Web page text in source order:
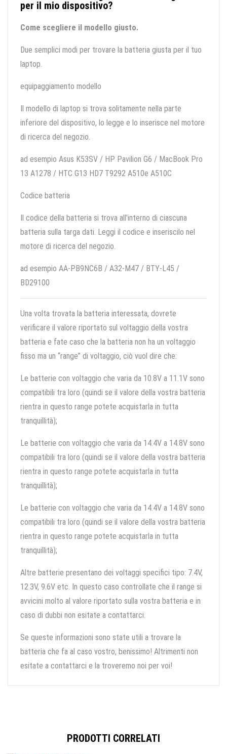
per il mio dispositivo?
Come scegliere il modello giusto.
Due semplici modi per trovare la batteria giusta per il tuo
laptop.
equipaggiamento modello
Il modello di laptop si trova solitamente nella parte
inferiore del dispositivo, lo legge e lo inserisce nel motore
di ricerca del negozio.
ad esempio Asus K53SV / HP Pavilion G6 / MacBook Pro
13 A1278 / HTC G13 HD7 T9292 A510e A510C
Codice batteria
Il codice della batteria si trova all'interno di ciascuna
batteria sulla targa dati. Leggi il codice e inseriscilo nel
motore di ricerca del negozio.
ad esempio AA-PB9NC6B / A32-M47 / BTY-L45 /
BD29100
Una volta trovata la batteria interessata, dovrete
verificare il valore riportato sul voltaggio della vostra
batteria e fate caso che la batteria non ha un voltaggio
fisso ma un “range” di voltaggio, ciò vuol dire che:
Le batterie con voltaggio che varia da 10.8V a 11.1V sono
compatibili tra loro (quindi se il valore della vostra batteria
rientra in questo range potete acquistarla in tutta
tranquillità);
Le batterie con voltaggio che varia da 14.4V a 14.8V sono
compatibili tra loro (quindi se il valore della vostra batteria
rientra in questo range potete acquistarla in tutta
tranquillità);
Le batterie con voltaggio che varia da 14.4V a 14.8V sono
compatibili tra loro (quindi se il valore della vostra batteria
rientra in questo range potete acquistarla in tutta
tranquillità);
Altre batterie presentano dei voltaggi specifici tipo: 7.4V,
12.3V, 9.6V etc. In questo caso controllate che il range si
avvicini molto al valore riportato sulla vostra batteria e in
caso di dubbi non esitate a contattarci.
Se queste informazioni sono state utili a trovare la
batteria che fa al caso vostro, benissimo! Altrimenti non
esitate a contattarci e la troveremo noi per voi!
PRODOTTI CORRELATI